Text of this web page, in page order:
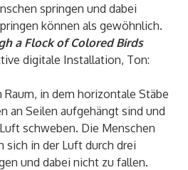
springen und dabei
können als gewöhnlich.
a Flock of Colored Birds
digitale Installation, Ton:
Raum, in dem horizontale Stäbe
an Seilen aufgehängt sind und
schweben. Die Menschen
sich in der Luft durch drei
und dabei nicht zu fallen.